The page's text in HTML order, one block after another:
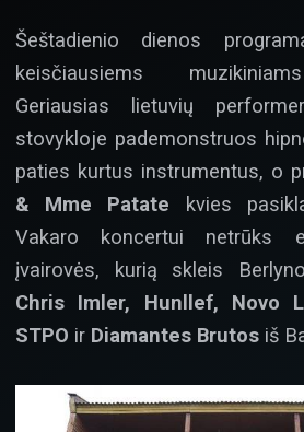
Šeštadienio dienos
keisčiausiems
Geriausias lietuvių
stovykloje pademonstruos
paties kurtus instrumentus, o
& Mme Patate kvies
Vakaro koncertui netrūks
įvairovės, kurią skleis
Chris Imler, Hunllef, Novo
STPO ir Diamantes Brutos iš